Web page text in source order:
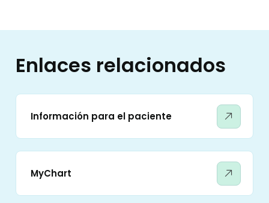
Enlaces relacionados
Información para el paciente
MyChart